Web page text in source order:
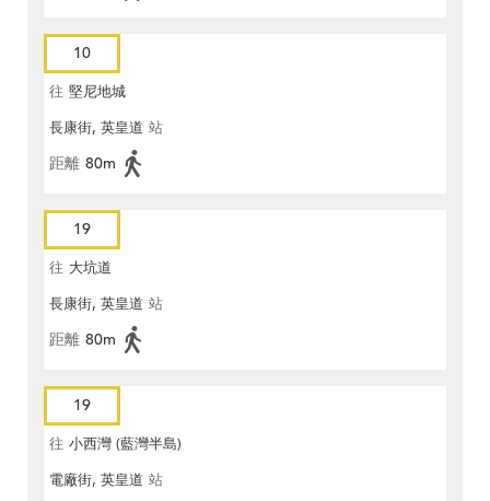
10
往 堅尼地城
長康街, 英皇道 站
距離 80m
19
往 大坑道
長康街, 英皇道 站
距離 80m
19
往 小西灣 (藍灣半島)
電廠街, 英皇道 站